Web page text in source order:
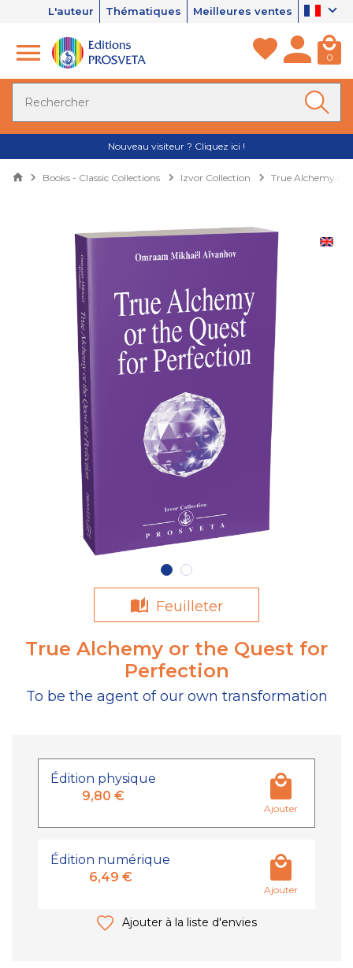
L'auteur Thématiques Meilleures ventes
0
Nouveau visiteur ? Cliquez ici !
Books - Classic Collections Izvor Collection True Alchemy or
Feuilleter
True Alchemy or the Quest for
Perfection
To be the agent of our own transformation
Édition physique
9,80 €
Ajouter
Édition numérique
6,49 €
Ajouter
Ajouter à la liste d'envies